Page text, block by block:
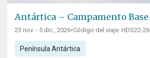
Antártica – Campamento Base
23 nov. - 5 dic., 2026•Código del viaje: HDS22-26
Península Antártica